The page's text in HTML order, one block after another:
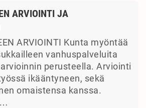
ARVIOINTI JA
ARVIOINTI Kunta myöntää
vanhuspalveluita
perusteella. Arviointi
ikääntyneen, sekä
omaistensa kanssa.